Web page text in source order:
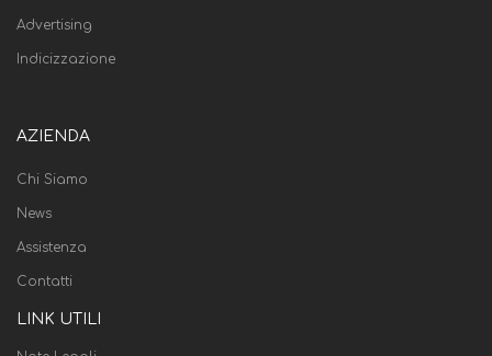
Advertising
Indicizzazione
AZIENDA
Chi Siamo
News
Assistenza
Contatti
LINK UTILI